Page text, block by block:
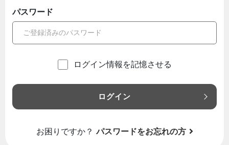
パスワード
ログイン情報を記憶させる
ログイン
お困りですか？ パスワードをお忘れの方